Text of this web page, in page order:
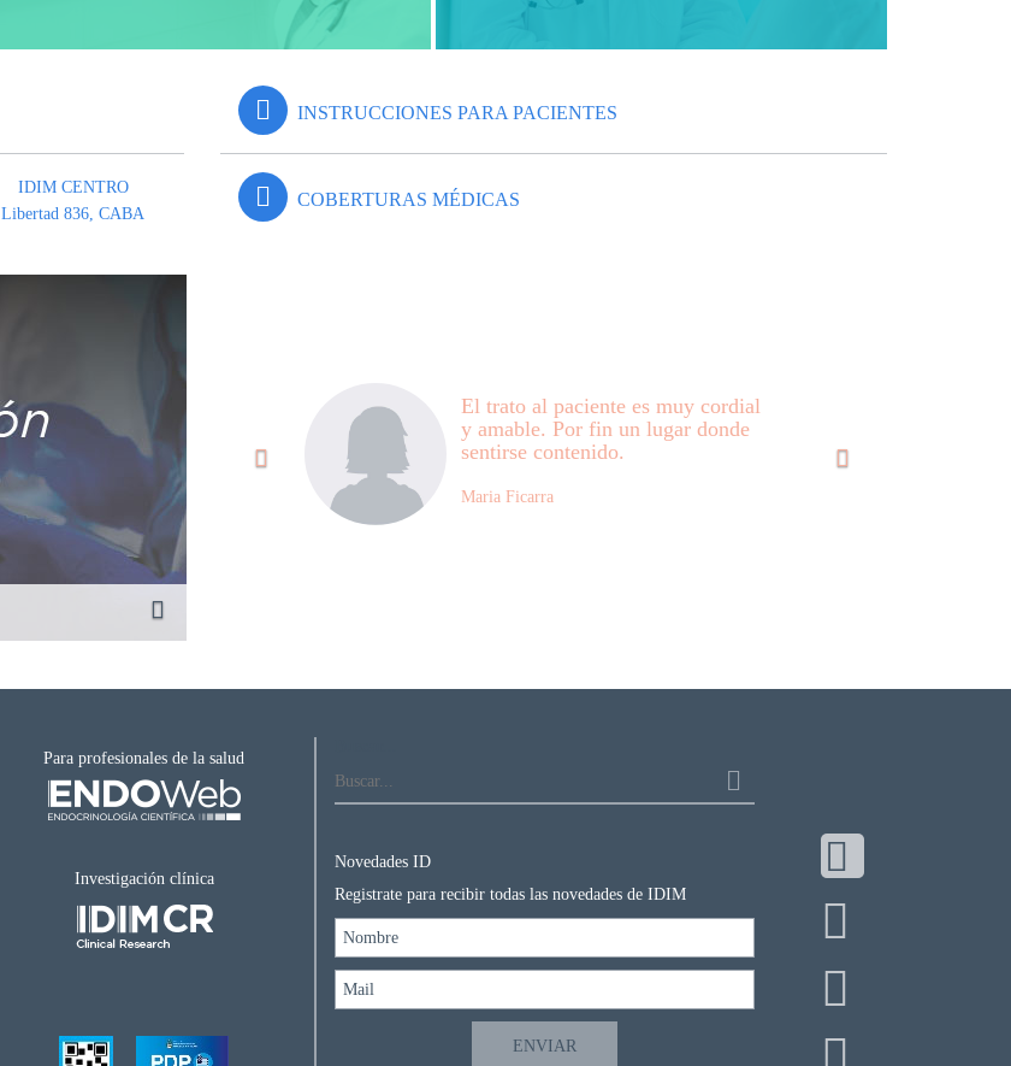
IDIM CENTRO
Libertad 836, CABA
INSTRUCCIONES PARA PACIENTES
COBERTURAS MÉDICAS
El trato al paciente es muy cordial
y amable. Por fin un lugar donde
sentirse contenido.
Maria Ficarra
Para profesionales de la salud
Investigación clínica
Novedades ID
Registrate para recibir todas las novedades de IDIM